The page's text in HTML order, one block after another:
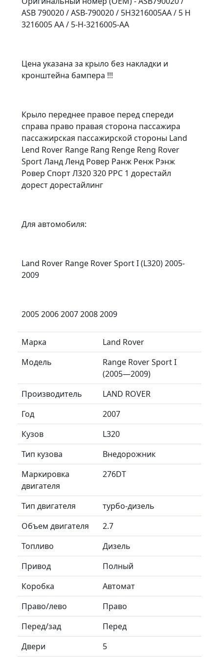
ASB 790020 /ASB-790020 / 5H3216005AA / 5 H
3216005 AA / 5-H-3216005-AA
​Цена указана за крыло без накладки и
кронштейна бампера !!!
Крыло переднее правое перед спереди
справа право правая сторона пассажира
пассажирская пассажирской стороны Land
Lend Rover Range Rang Renge Reng Rover
Sport Ланд Ленд Ровер Ранж Ренж Рэнж
Ровер Спорт Л320 320 РРС 1 дорестайл
дорест дорестайлинг
Для автомобиля:
Land Rover Range Rover Sport I (L320) 2005-
2009
2005 2006 2007 2008 2009
Марка
Land Rover
Модель
Range Rover Sport I
(2005—2009)
Производитель
LAND ROVER
Год
2007
Кузов
L320
Тип кузова
Внедорожник
Маркировка
двигателя
276DT
Тип двигателя
турбо-дизель
Объем двигателя
2.7
Топливо
Дизель
Привод
Полный
Коробка
Автомат
Право/лево
Право
Перед/зад
Перед
Двери
5